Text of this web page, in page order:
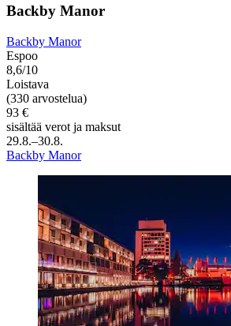
Backby Manor
Backby Manor
Espoo
8,6/10
Loistava
(330 arvostelua)
93 €
sisältää verot ja maksut
29.8.–30.8.
Backby Manor